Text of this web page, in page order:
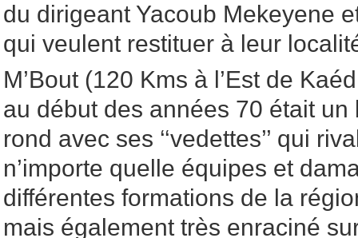
du dirigeant Yacoub Mekeyene
qui veulent restituer à leur
M’Bout (120 Kms à l’Est de
au début des années 70 était
rond avec ses ‘‘vedettes’’ qui
n’importe quelle équipes et
différentes formations de la
mais également très enraciné